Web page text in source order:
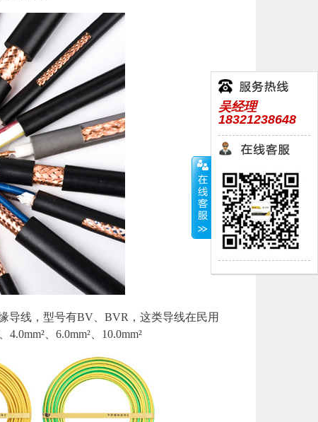
导线，型号有BV、BVR，这类导线在民用
、6.0mm²、10.0mm²
吴经理
18321238648